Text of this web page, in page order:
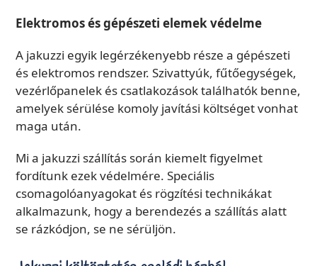
Elektromos és gépészeti elemek védelme
A jakuzzi egyik legérzékenyebb része a gépészeti
és elektromos rendszer. Szivattyúk, fűtőegységek,
vezérlőpanelek és csatlakozások találhatók benne,
amelyek sérülése komoly javítási költséget vonhat
maga után.
Mi a jakuzzi szállítás során kiemelt figyelmet
fordítunk ezek védelmére. Speciális
csomagolóanyagokat és rögzítési technikákat
alkalmazunk, hogy a berendezés a szállítás alatt
se rázkódjon, se ne sérüljön.